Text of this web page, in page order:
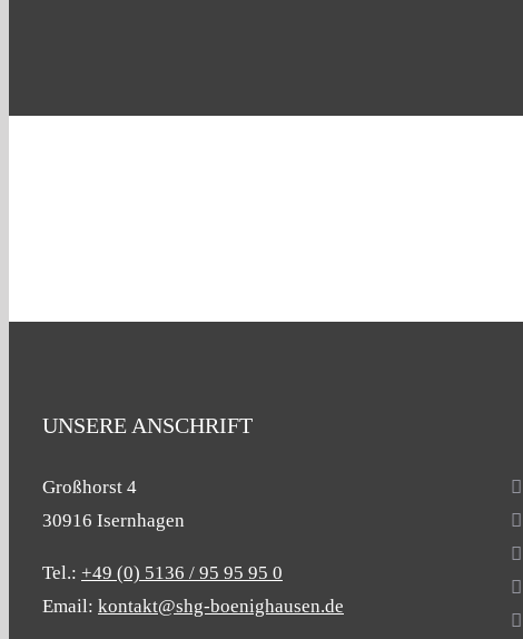
UNSERE ANSCHRIFT
Großhorst 4
30916 Isernhagen
Tel.: +49 (0) 5136 / 95 95 95 0
Email: kontakt@shg-boenighausen.de